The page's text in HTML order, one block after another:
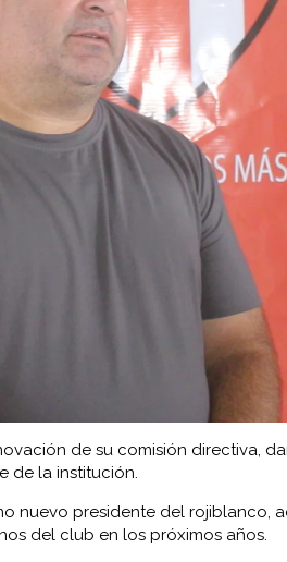
de su comisión directiva,
de la institución.
nuevo presidente del rojiblanco,
del club en los próximos años.